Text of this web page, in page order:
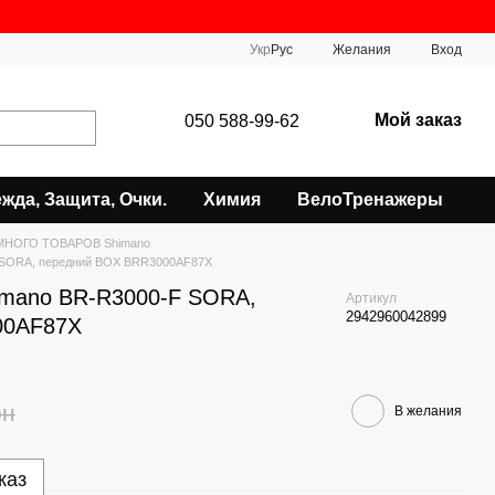
Укр Рус Желания Вход
050 588-99-62 Мой заказ
Защита, Очки. Химия ВелоТренажеры
ТОВАРОВ Shimano
передний BOX BRR3000AF87X
BR-R3000-F SORA,
Артикул
2942960042899
В желания